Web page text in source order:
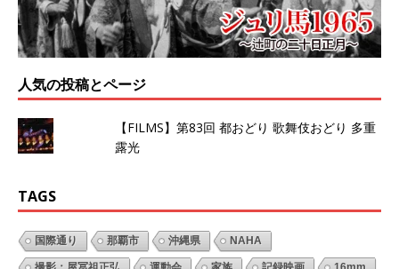
人気の投稿とページ
【FILMS】第83回 都おどり 歌舞伎おどり 多重
露光
TAGS
国際通り 那覇市 沖縄県 NAHA